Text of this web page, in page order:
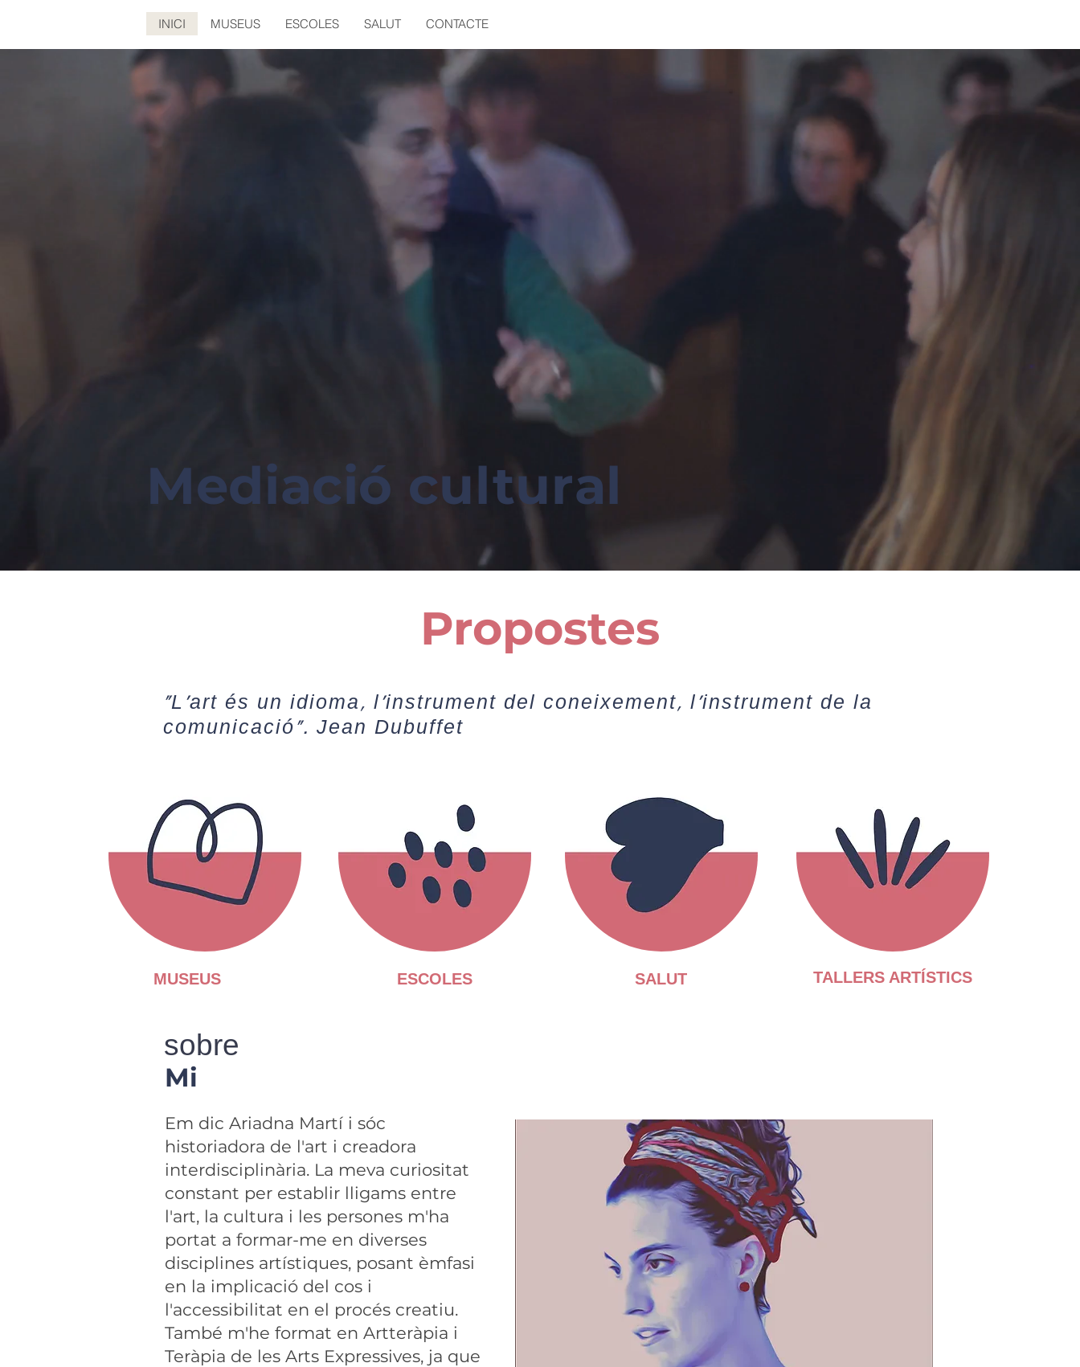
INICI MUSEUS ESCOLES SALUT CONTACTE
Salut
ARIADNA
MARTÍ
Mediació cultural
Propostes
«L'art és un idioma, l'instrument del coneixement, l'instrument de la
comunicació". Jean Dubuffet
MUSEUS ESCOLES SALUT TALLERS ARTÍSTICS
sobre
Mi
Em dic Ariadna Martí i sóc
historiadora de l'art i creadora
interdisciplinària. La meva curiositat
constant per establir lligams entre
l'art, la cultura i les persones m'ha
portat a formar-me en diverses
disciplines artístiques, posant èmfasi
en la implicació del cos i
l'accessibilitat en el procés creatiu.
També m'he format en Artteràpia i
Teràpia de les Arts Expressives, ja que